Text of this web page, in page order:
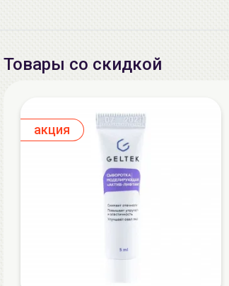
Товары со скидкой
aкция